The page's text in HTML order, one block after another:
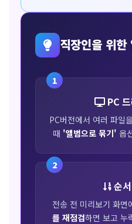
직장인을 위
1
PC
PC버전에서 여러 파일
때 '앨범으로 묶기' 옵
2
순서
전송 전 미리보기 화면
를 재점검하면 보고 누